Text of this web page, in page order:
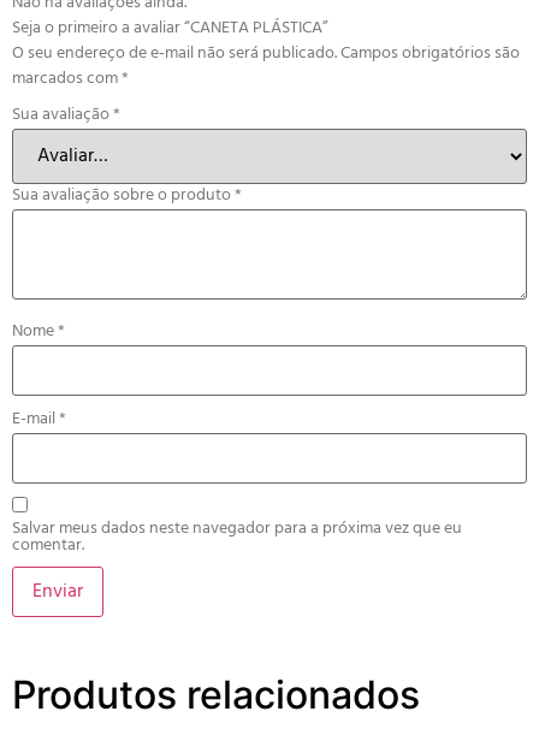
Seja o primeiro a avaliar “CANETA PLÁSTICA”
O seu endereço de e-mail não será publicado.Campos obrigatórios são
marcados com*
Sua avaliação*
Sua avaliação sobre o produto*
Nome*
E-mail*
Salvar meus dados neste navegador para a próxima vez que eu
comentar.
Produtos relacionados